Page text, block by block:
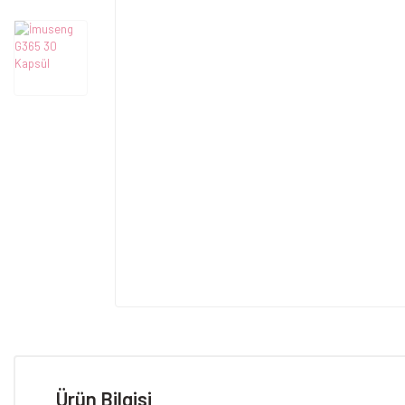
Ürün Bilgisi